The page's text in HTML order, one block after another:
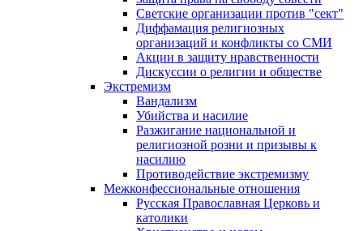
Светские организации против "сект"
Диффамация религиозных
организаций и конфликты со СМИ
Акции в защиту нравственности
Дискуссии о религии и обществе
Экстремизм
Вандализм
Убийства и насилие
Разжигание национальной и
религиозной розни и призывы к
насилию
Противодействие экстремизму
Межконфессиональные отношения
Русская Православная Церковь и
католики